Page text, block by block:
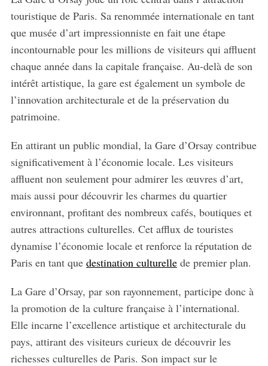
touristique de Paris. Sa renommée internationale en tant
que musée d’art impressionniste en fait une étape
incontournable pour les millions de visiteurs qui affluent
chaque année dans la capitale française. Au-delà de son
intérêt artistique, la gare est également un symbole de
l’innovation architecturale et de la préservation du
patrimoine.
En attirant un public mondial, la Gare d’Orsay contribue
significativement à l’économie locale. Les visiteurs
affluent non seulement pour admirer les œuvres d’art,
mais aussi pour découvrir les charmes du quartier
environnant, profitant des nombreux cafés, boutiques et
autres attractions culturelles. Cet afflux de touristes
dynamise l’économie locale et renforce la réputation de
Paris en tant que destination culturellede premier plan.
La Gare d’Orsay, par son rayonnement, participe donc à
la promotion de la culture française à l’international.
Elle incarne l’excellence artistique et architecturale du
pays, attirant des visiteurs curieux de découvrir les
richesses culturelles de Paris. Son impact sur le